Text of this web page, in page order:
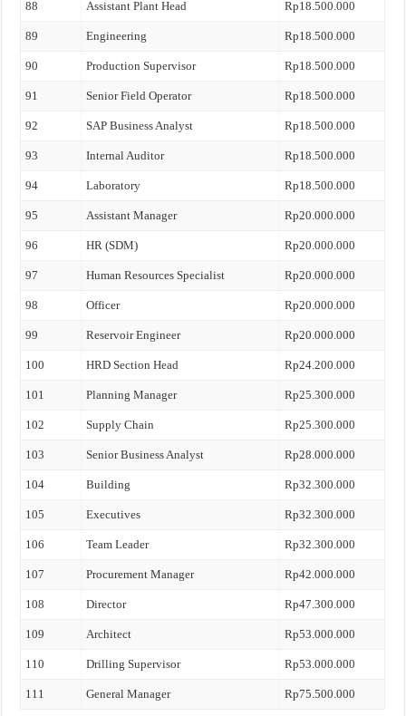
88 Assistant Plant Head Rp18.500.000
89 Engineering Rp18.500.000
90 Production Supervisor Rp18.500.000
91 Senior Field Operator Rp18.500.000
92 SAP Business Analyst Rp18.500.000
93 Internal Auditor Rp18.500.000
94 Laboratory Rp18.500.000
95 Assistant Manager Rp20.000.000
96 HR (SDM) Rp20.000.000
97 Human Resources Specialist Rp20.000.000
98 Officer Rp20.000.000
99 Reservoir Engineer Rp20.000.000
100 HRD Section Head Rp24.200.000
101 Planning Manager Rp25.300.000
102 Supply Chain Rp25.300.000
103 Senior Business Analyst Rp28.000.000
104 Building Rp32.300.000
105 Executives Rp32.300.000
106 Team Leader Rp32.300.000
107 Procurement Manager Rp42.000.000
108 Director Rp47.300.000
109 Architect Rp53.000.000
110 Drilling Supervisor Rp53.000.000
111 General Manager Rp75.500.000